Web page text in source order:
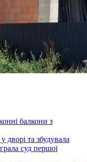
балкони з
та збудувала
суд першої